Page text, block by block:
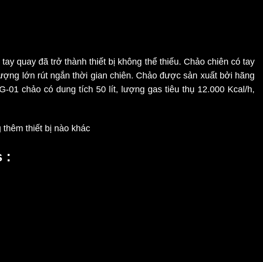
tay quayđã trở thành thiết bị không thể thiếu. Chảo chiên có tay
lớn rút ngắn thời gian chiên. Chảo được sản xuất bởi hãng
01 chảo có dung tích 50 lít, lượng gas tiêu thụ 12.000 Kcal/h,
thiết bị nào khác
: